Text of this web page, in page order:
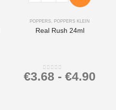
POPPERS, POPPERS KLEIN
Real Rush 24ml
0out of 5
€3.68 - €4.90